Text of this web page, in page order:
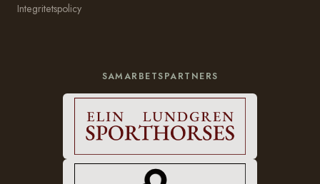
Integritetspolicy
SAMARBETSPARTNERS